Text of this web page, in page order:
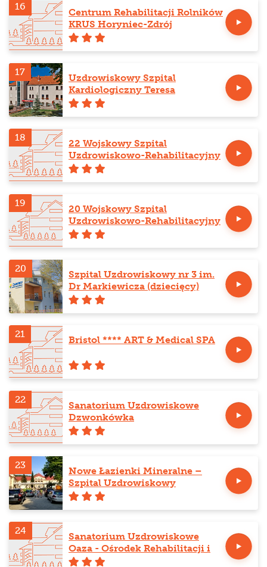
16
Centrum Rehabilitacji Rolników
KRUS Horyniec-Zdrój
17
Uzdrowiskowy Szpital
Kardiologiczny Teresa
18
22 Wojskowy Szpital
Uzdrowiskowo-Rehabilitacyjny
19
20 Wojskowy Szpital
Uzdrowiskowo-Rehabilitacyjny
20
Szpital Uzdrowiskowy nr 3 im.
Dr Markiewicza (dziecięcy)
21
Bristol **** ART & Medical SPA
22
Sanatorium Uzdrowiskowe
Dzwonkówka
23
Nowe Łazienki Mineralne –
Szpital Uzdrowiskowy
24
Sanatorium Uzdrowiskowe
Oaza - Ośrodek Rehabilitacji i
Odnowy Biologicznej